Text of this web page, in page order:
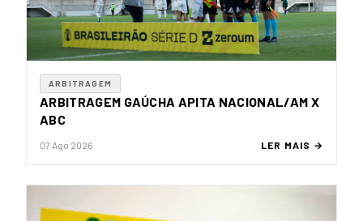
ARBITRAGEM
ARBITRAGEM GAÚCHA APITA NACIONAL/AM X
ABC
07 Ago 2026 LER MAIS →